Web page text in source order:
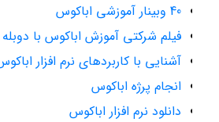
40 وبینار آموزشی اباکوس
فیلم شرکتی آموزش اباکوس با
آشنایی با کاربردهای نرم افزار
انجام پرژه اباکوس
دانلود نرم افزار اباکوس